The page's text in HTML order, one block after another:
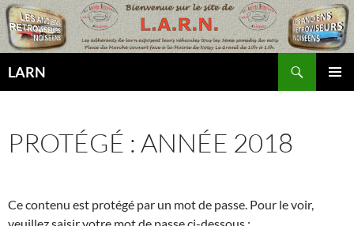
Aller
au
contenu
LARN
PROTÉGÉ : ANNÉE 2018
Ce contenu est protégé par un mot de passe. Pour le voir,